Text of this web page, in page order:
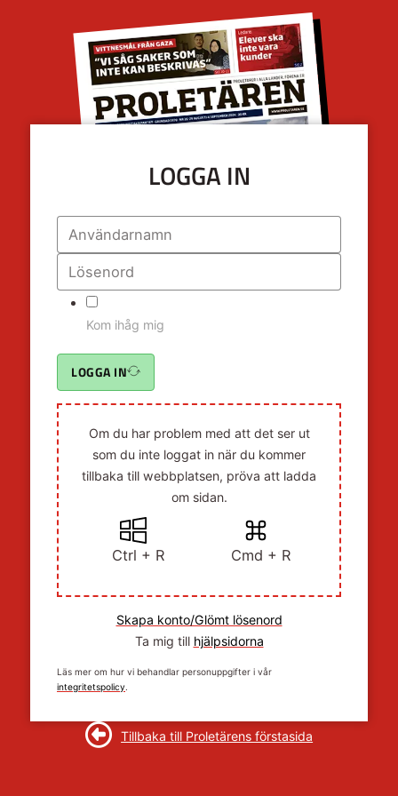
LOGGA IN
Kom ihåg mig
LOGGA IN
Om du har problem med att det ser ut
som du inte loggat in när du kommer
tillbaka till webbplatsen, pröva att ladda
om sidan.
Ctrl + R Cmd + R
Skapa konto/Glömt lösenord
Ta mig till hjälpsidorna
Läs mer om hur vi behandlar personuppgifter i vår
integritetspolicy.
Tillbaka till Proletärens förstasida